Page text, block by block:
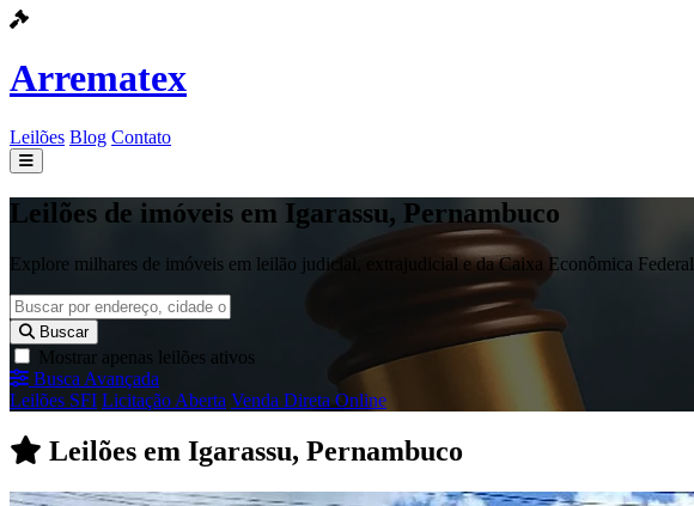
Arrematex
Leilões Blog Contato
Leilões
Contato
Leilões de imóveis em Igarassu, Pernambuco
Explore milhares de imóveis em leilão judicial, extrajudicial e da Caixa Econômica Federal
Buscar
Mostrar apenas leilões ativos
Busca Avançada
Leilões SFI Licitação Aberta Venda Direta Online
Leilões em Igarassu, Pernambuco